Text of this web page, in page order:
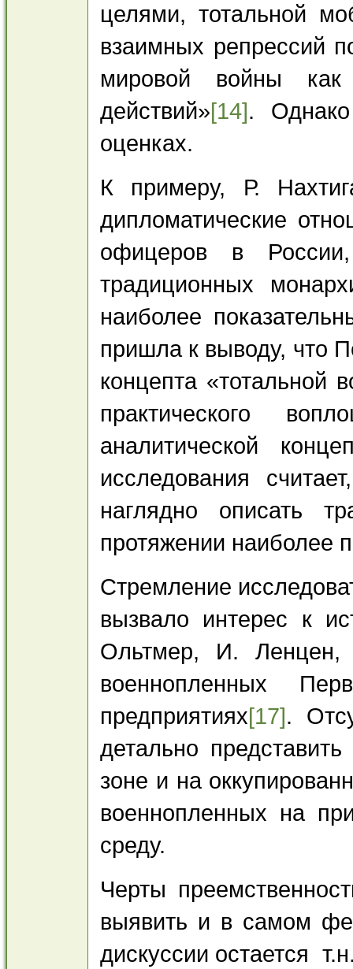
целями, тотальной
взаимных репрессий
мировой войны как
действий»[14].
оценках.
К примеру, Р.
дипломатические
офицеров в России,
традиционных
наиболее
пришла к выводу, что
концепта «тотальной
практического
аналитической
исследования
наглядно описать
протяжении наиболее
Стремление
вызвало интерес к
Ольтмер, И. Ленцен,
военнопленных
предприятиях[17].
детально
зоне и на
военнопленных на
среду.
Черты
выявить и в самом
дискуссии остается